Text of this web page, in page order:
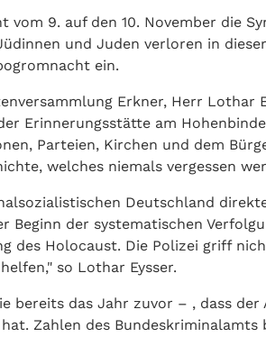
9. auf den 10. November die
und Juden verloren in
ein.
Erkner, Herr Lothar
Erinnerungsstätte am
Parteien, Kirchen und dem
welches niemals vergessen
Deutschland
Beginn der systematischen
des Holocaust. Die Polizei griff
so Lothar Eysser.
bereits das Jahr zuvor – , dass
Zahlen des Bundeskriminalamts